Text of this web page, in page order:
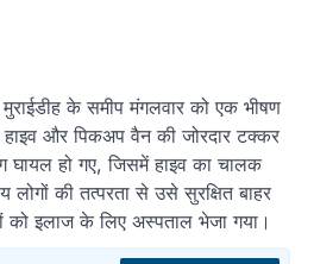
मुराईडीह के समीप मंगलवार को एक भीषण
और पिकअप वैन की जोरदार टक्कर
घायल हो गए, जिसमें हाइव का चालक
की तत्परता से उसे सुरक्षित बाहर
को इलाज के लिए अस्पताल भेजा गया।